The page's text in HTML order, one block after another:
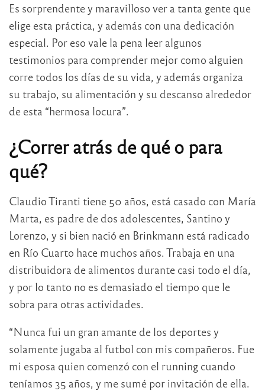
Es sorprendente y maravilloso ver a tanta gente que
elige esta práctica, y además con una dedicación
especial. Por eso vale la pena leer algunos
testimonios para comprender mejor como alguien
corre todos los días de su vida, y además organiza
su trabajo, su alimentación y su descanso alrededor
de esta “hermosa locura”.
¿Correr atrás de qué o para
qué?
Claudio Tiranti tiene 50 años, está casado con María
Marta, es padre de dos adolescentes, Santino y
Lorenzo, y si bien nació en Brinkmann está radicado
en Río Cuarto hace muchos años. Trabaja en una
distribuidora de alimentos durante casi todo el día,
y por lo tanto no es demasiado el tiempo que le
sobra para otras actividades.
“Nunca fui un gran amante de los deportes y
solamente jugaba al futbol con mis compañeros. Fue
mi esposa quien comenzó con el running cuando
teníamos 35 años, y me sumé por invitación de ella.